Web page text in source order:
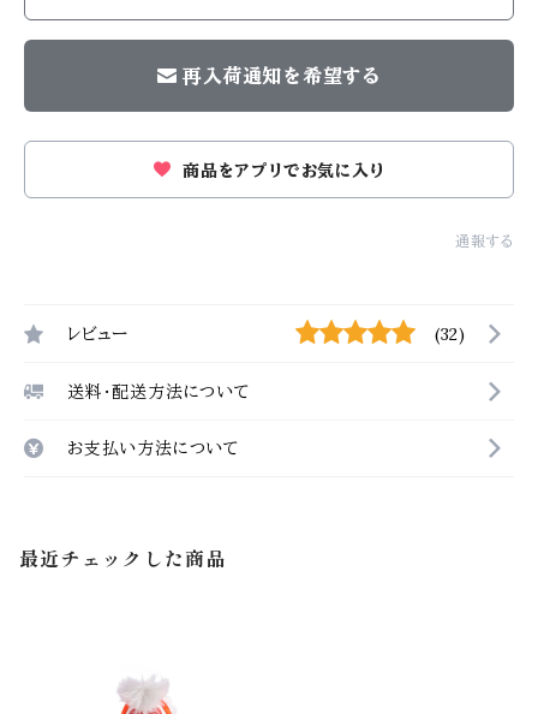
再入荷通知を希望する
商品をアプリでお気に入り
通報する
レビュー (32)
送料・配送方法について
お支払い方法について
最近チェックした商品